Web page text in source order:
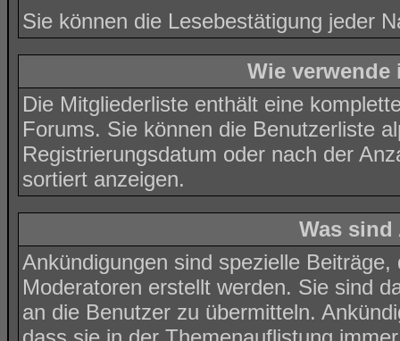
Sie können die Lesebestätigung jeder
Wie
Die Mitgliederliste enthält eine
Forums. Sie können die Benutzerliste
Registrierungsdatum oder nach der
sortiert anzeigen.
Was
Ankündigungen sind spezielle
Moderatoren erstellt werden. Sie sind
an die Benutzer zu übermitteln.